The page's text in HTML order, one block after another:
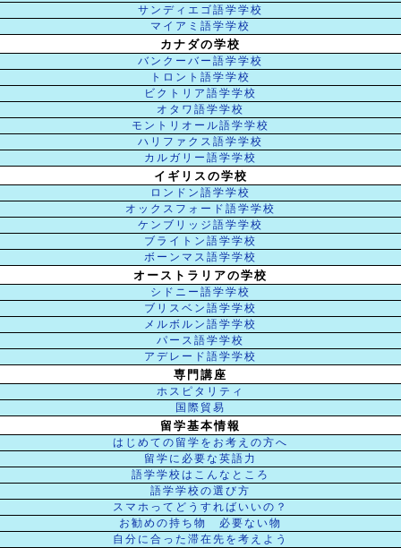
サンディエゴ語学学校
マイアミ語学学校
カナダの学校
バンクーバー語学学校
トロント語学学校
ビクトリア語学学校
オタワ語学学校
モントリオール語学学校
ハリファクス語学学校
カルガリー語学学校
イギリスの学校
ロンドン語学学校
オックスフォード語学学校
ケンブリッジ語学学校
ブライトン語学学校
ボーンマス語学学校
オーストラリアの学校
シドニー語学学校
ブリスベン語学学校
メルボルン語学学校
パース語学学校
アデレード語学学校
専門講座
ホスピタリティ
国際貿易
留学基本情報
はじめての留学をお考えの方へ
留学に必要な英語力
語学学校はこんなところ
語学学校の選び方
スマホってどうすればいいの？
お勧めの持ち物 必要ない物
自分に合った滞在先を考えよう